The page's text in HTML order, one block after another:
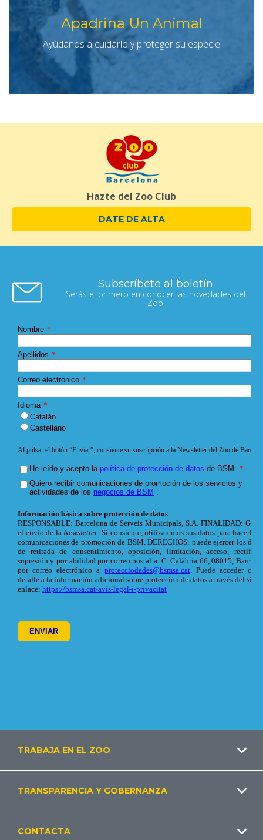
Apadrina Un Animal
Ayúdanos a cuidarlo y proteger su especie
Hazte del Zoo Club
DATE DE ALTA
Subscríbete al boletín
Serás el primero en conocer las novedades del
Zoo
Footer
TRABAJA EN EL ZOO
TRANSPARENCIA Y GOBERNANZA
CONTACTA